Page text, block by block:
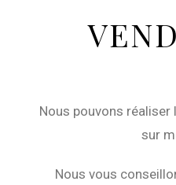
Nous pouvons réaliser
sur
Nous vous